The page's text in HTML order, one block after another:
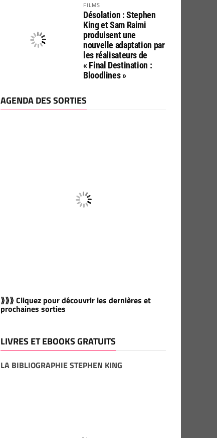
FILMS
Désolation : Stephen
King et Sam Raimi
produisent une
nouvelle adaptation par
les réalisateurs de
« Final Destination :
Bloodlines »
AGENDA DES SORTIES
⟫⟫⟫ Cliquez pour découvrir les dernières et
prochaines sorties
LIVRES ET EBOOKS GRATUITS
LA BIBLIOGRAPHIE STEPHEN KING